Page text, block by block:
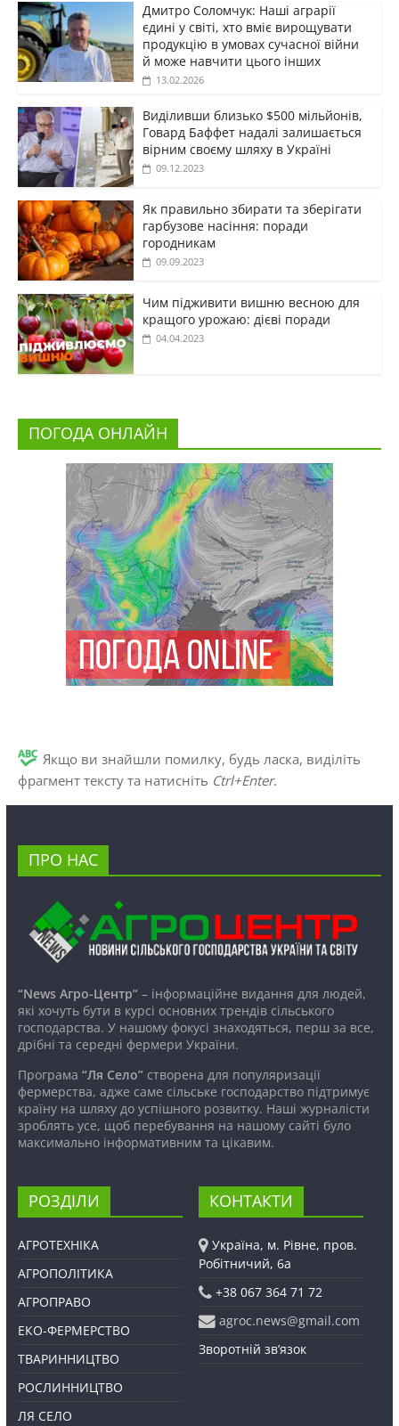
Дмитро Соломчук: Наші аграрії
єдині у світі, хто вміє вирощувати
продукцію в умовах сучасної війни
й може навчити цього інших
13.02.2026
Виділивши близько $500 мільйонів,
Говард Баффет надалі залишається
вірним своєму шляху в Україні
09.12.2023
Як правильно збирати та зберігати
гарбузове насіння: поради
городникам
09.09.2023
Чим підживити вишню весною для
кращого урожаю: дієві поради
04.04.2023
ПОГОДА ОНЛАЙН
Якщо ви знайшли помилку, будь ласка, виділіть
фрагмент тексту та натисніть Ctrl+Enter.
ПРО НАС
“News Агро-Центр”– інформаційне видання для людей,
які хочуть бути в курсі основних трендів сільського
господарства. У нашому фокусі знаходяться, перш за все,
дрібні та середні фермери України.
Програма “Ля Село”створена для популяризації
фермерства, адже саме сільське господарство підтримує
країну на шляху до успішного розвитку. Наші журналісти
зроблять усе, щоб перебування на нашому сайті було
максимально інформативним та цікавим.
РОЗДІЛИ
АГРОТЕХНІКА
АГРОПОЛІТИКА
АГРОПРАВО
ЕКО-ФЕРМЕРСТВО
ТВАРИННИЦТВО
РОСЛИННИЦТВО
ЛЯ СЕЛО
КОНТАКТИ
Україна, м. Рівне, пров.
Робітничий, 6а
+38 067 364 71 72
agroc.news@gmail.com
Зворотній зв’язок